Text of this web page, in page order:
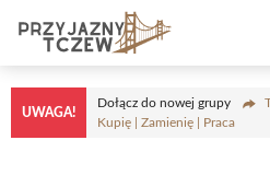
treści
UWAGA!
Dołącz do nowej grupy
Kupię | Zamienię | Praca